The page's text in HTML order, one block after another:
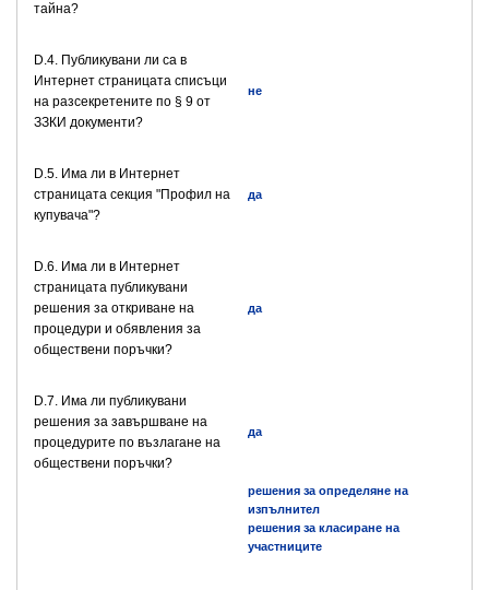
тайна?
D.4. Публикувани ли са в
Интернет страницата списъци
на разсекретените по § 9 от
ЗЗКИ документи?
не
D.5. Има ли в Интернет
страницата секция "Профил на
купувача"?
да
D.6. Има ли в Интернет
страницата публикувани
решения за откриване на
процедури и обявления за
обществени поръчки?
да
D.7. Има ли публикувани
решения за завършване на
процедурите по възлагане на
обществени поръчки?
да
решения за определяне на
изпълнител
решения за класиране на
участниците